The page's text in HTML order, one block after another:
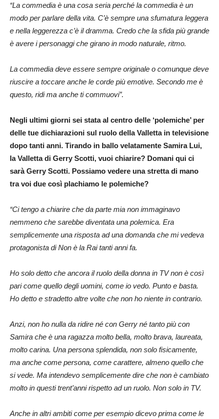
“La commedia è una cosa seria perché la commedia è un
modo per parlare della vita. C’è sempre una sfumatura leggera
e nella leggerezza c’è il dramma. Credo che la sfida più grande
è avere i personaggi che girano in modo naturale, ritmo.
La commedia deve essere sempre originale o comunque deve
riuscire a toccare anche le corde più emotive. Secondo me è
questo, ridi ma anche ti commuovi”.
Negli ultimi giorni sei stata al centro delle ‘polemiche’ per
delle tue dichiarazioni sul ruolo della Valletta in televisione
dopo tanti anni. Tirando in ballo velatamente Samira Lui,
la Valletta di Gerry Scotti, vuoi chiarire? Domani qui ci
sarà Gerry Scotti. Possiamo vedere una stretta di mano
tra voi due così plachiamo le polemiche?
“Ci tengo a chiarire che da parte mia non immaginavo
nemmeno che sarebbe diventata una polemica. Era
semplicemente una risposta ad una domanda che mi vedeva
protagonista di Non è la Rai tanti anni fa.
Ho solo detto che ancora il ruolo della donna in TV non è così
pari come quello degli uomini, come io vedo. Punto e basta.
Ho detto e stradetto altre volte che non ho niente in contrario.
Anzi, non ho nulla da ridire né con Gerry né tanto più con
Samira che è una ragazza molto bella, molto brava, laureata,
molto carina. Una persona splendida, non solo fisicamente,
ma anche come persona, come carattere, almeno quello che
si vede. Ma intendevo semplicemente dire che non è cambiato
molto in questi trent’anni rispetto ad un ruolo. Non solo in TV.
Anche in altri ambiti come per esempio dicevo prima come le